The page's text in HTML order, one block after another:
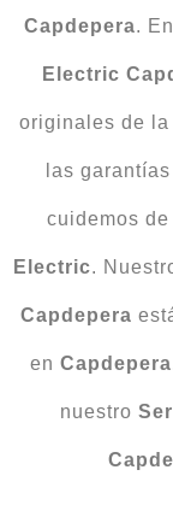
Capdepera.
Electric
originales de la
las
cuidemos de
Electric.
Capdepera
en Capdepera
nuestro